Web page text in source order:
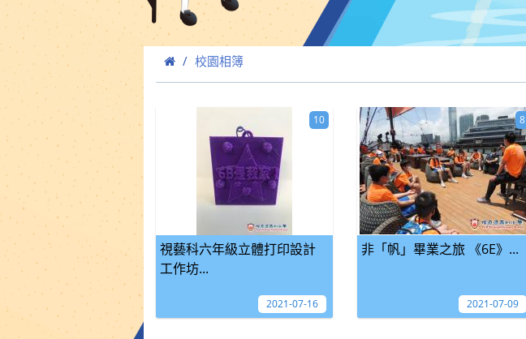
校園相簿
視藝科六年級立體打印設計
工作坊...
10
2021-07-16
非「帆」畢業之旅 《6E》...
8
2021-07-09